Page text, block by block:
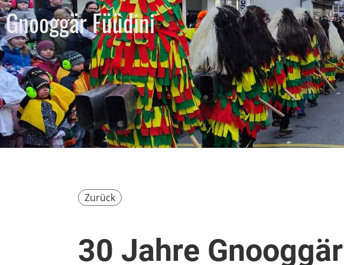
Gnooggär Füüdini
Zurück
30 Jahre